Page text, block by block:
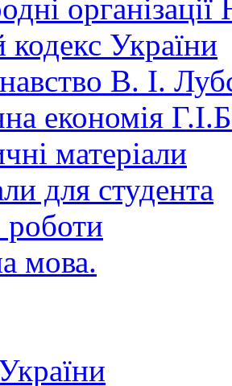
України
В. І.
економія
матеріали
для студента
роботи
мова.